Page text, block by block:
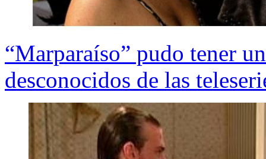
“Marparaíso” pudo tener
desconocidos de las